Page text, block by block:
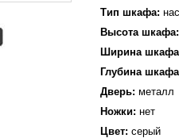
Тип шкафа:
Высота шкафа:
Ширина
Глубина
Дверь: металл
Ножки: нет
Цвет: серый